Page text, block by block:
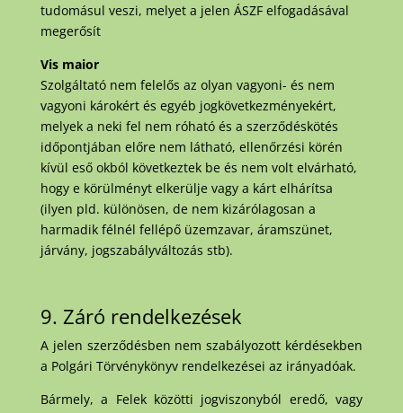
tudomásul veszi, melyet a jelen ÁSZF elfogadásával
megerősít
Vis maior
Szolgáltató nem felelős az olyan vagyoni- és nem
vagyoni károkért és egyéb jogkövetkezményekért,
melyek a neki fel nem róható és a szerződéskötés
időpontjában előre nem látható, ellenőrzési körén
kívül eső okból következtek be és nem volt elvárható,
hogy e körülményt elkerülje vagy a kárt elhárítsa
(ilyen pld. különösen, de nem kizárólagosan a
harmadik félnél fellépő üzemzavar, áramszünet,
járvány, jogszabályváltozás stb).
9. Záró rendelkezések
A jelen szerződésben nem szabályozott kérdésekben
a Polgári Törvénykönyv rendelkezései az irányadóak.
Bármely, a Felek közötti jogviszonyból eredő, vagy